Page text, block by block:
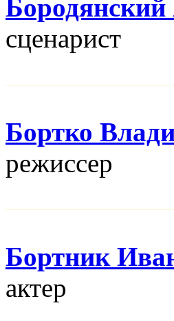
сценарист
Бортко
режисcер
Бортник
актер